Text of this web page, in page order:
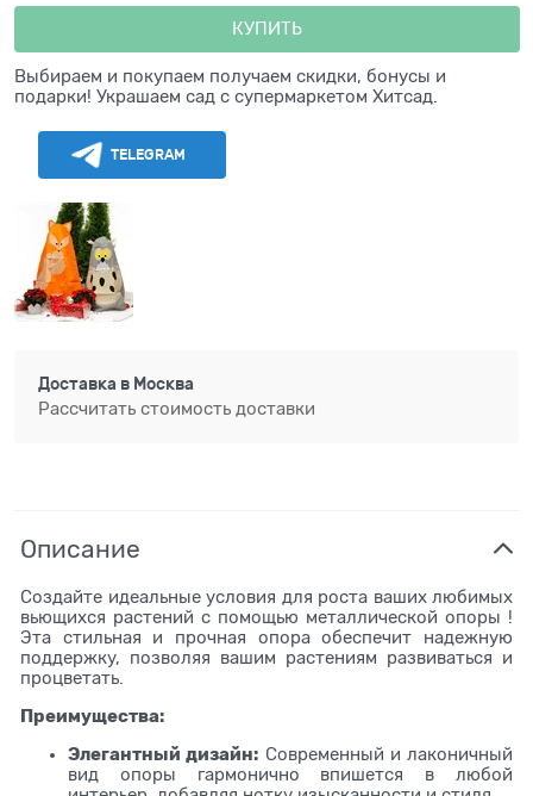
КУПИТЬ
Выбираем и покупаем получаем скидки, бонусы и
подарки! Украшаем сад с супермаркетом Хитсад.
TELEGRAM
Доставка в Москва
Рассчитать стоимость доставки
Описание
Создайте идеальные условия для роста ваших любимых
вьющихся растений с помощью металлической опоры !
Эта стильная и прочная опора обеспечит надежную
поддержку, позволяя вашим растениям развиваться и
процветать.
Преимущества:
Элегантный дизайн: Современный и лаконичный
вид опоры гармонично впишется в любой